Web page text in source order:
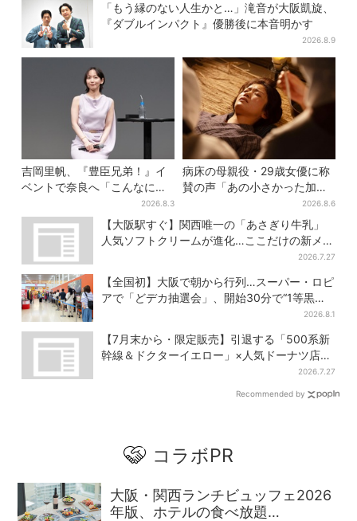
「もう縁のない人生かと…」滝音が大阪凱旋、
『ダブルインパクト』優勝後に本音明かす
2026.8.9
吉岡里帆、『豊臣兄弟！』イ
ベントで奈良へ「こんなに楽
しんでもらえてうれしい」2026.8.3
病床の母親役・29歳女優に称
賛の声「あの小さかった加恋
ちゃんが…」朝ドラ視聴者し
みじみ
2026.8.6
【大阪駅すぐ】関西唯一の「あさぎり牛乳」
人気ソフトクリームが進化…ここだけの新メニ
2026.7.27
【全国初】大阪で朝から行列…スーパー・ロピ
アで「どデカ抽選会」、開始30分で“1等黒毛
2026.8.1
【7月末から・限定販売】引退する「500系新
幹線＆ドクターイエロー」×人気ドーナツ店が
2026.7.27
Recommended by
コラボPR
大阪・関西ランチビュッフェ2026
年版、ホテルの食べ放題…